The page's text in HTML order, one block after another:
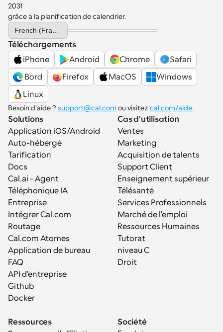
2031
grâce à la planification de calendrier.
Select Language
Téléchargements
iPhone
Android Chrome
Safari
Bord
Firefox MacOS
Windows
Linux
Besoin d'aide ? support@cal.com ou visitez cal.com/aide.
Solutions
Application iOS/Android
Auto-hébergé
Tarification
Docs
Cal.ai - Agent
Téléphonique IA
Entreprise
Intégrer Cal.com
Routage
Cal.com Atomes
Application de bureau
FAQ
API d'entreprise
Github
Docker
Cas d'utilisation
Ventes
Marketing
Acquisition de talents
Support Client
Enseignement supérieur
Télésanté
Services Professionnels
Marché de l'emploi
Ressources Humaines
Tutorat
niveau C
Droit
Ressources
Société